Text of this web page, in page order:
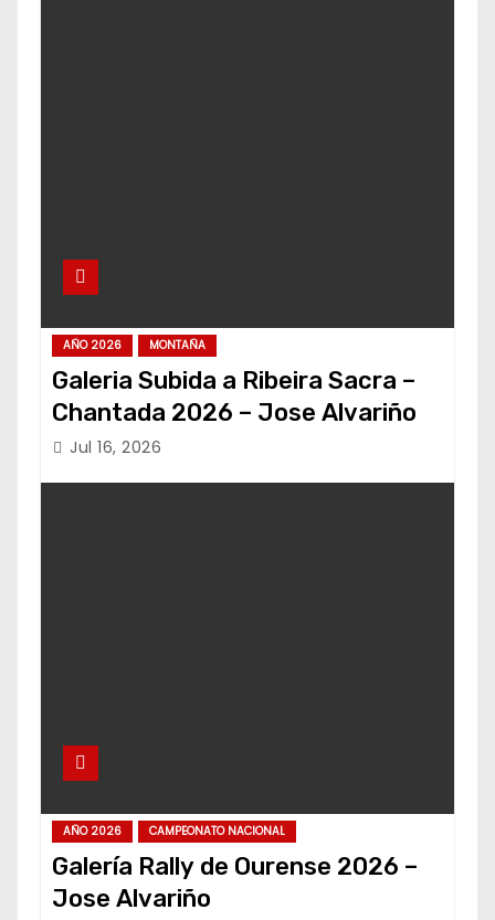
AÑO 2026 MONTAÑA
Galeria Subida a Ribeira Sacra –
Chantada 2026 – Jose Alvariño
Jul 16, 2026
AÑO 2026 CAMPEONATO NACIONAL
Galería Rally de Ourense 2026 –
Jose Alvariño